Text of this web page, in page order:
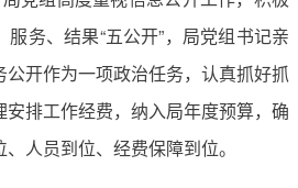
务、结果“五公开”，局党组书记亲
开作为一项政治任务，认真抓好抓
排工作经费，纳入局年度预算，确
人员到位、经费保障到位。